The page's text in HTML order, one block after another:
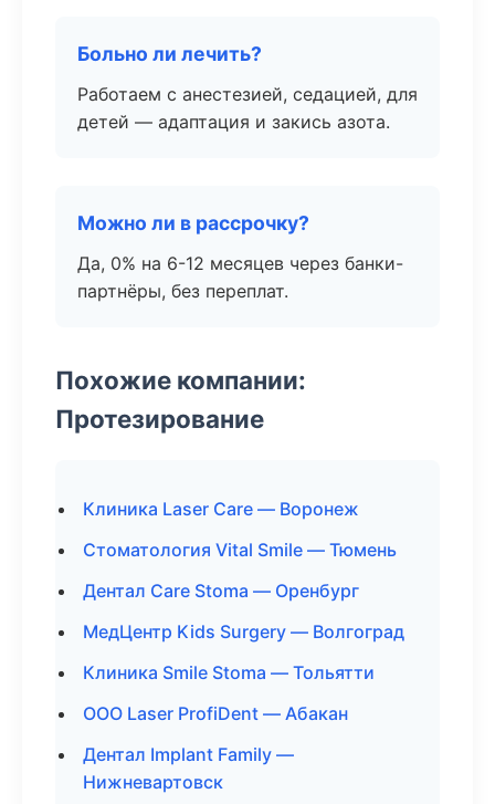
Больно ли лечить?
Работаем с анестезией, седацией, для
детей — адаптация и закись азота.
Можно ли в рассрочку?
Да, 0% на 6-12 месяцев через банки-
партнёры, без переплат.
Похожие компании:
Протезирование
Клиника Laser Care — Воронеж
Стоматология Vital Smile — Тюмень
Дентал Care Stoma — Оренбург
МедЦентр Kids Surgery — Волгоград
Клиника Smile Stoma — Тольятти
ООО Laser ProfiDent — Абакан
Дентал Implant Family —
Нижневартовск